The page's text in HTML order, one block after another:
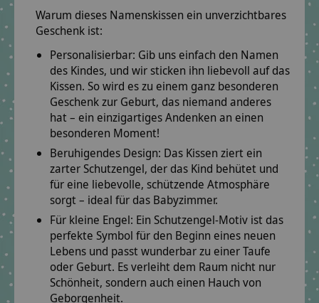
Warum dieses Namenskissen ein unverzichtbares
Geschenk ist:
Personalisierbar: Gib uns einfach den Namen
des Kindes, und wir sticken ihn liebevoll auf das
Kissen. So wird es zu einem ganz besonderen
Geschenk zur Geburt, das niemand anderes
hat – ein einzigartiges Andenken an einen
besonderen Moment!
Beruhigendes Design: Das Kissen ziert ein
zarter Schutzengel, der das Kind behütet und
für eine liebevolle, schützende Atmosphäre
sorgt – ideal für das Babyzimmer.
Für kleine Engel: Ein Schutzengel-Motiv ist das
perfekte Symbol für den Beginn eines neuen
Lebens und passt wunderbar zu einer Taufe
oder Geburt. Es verleiht dem Raum nicht nur
Schönheit, sondern auch einen Hauch von
Geborgenheit.